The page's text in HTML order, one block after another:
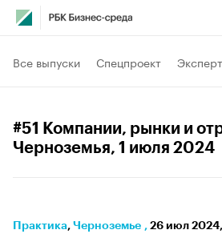
Все выпуски Спецпроект
#51 Компании, рынки и
Черноземья, 1 июля 2024
Практика⁠, Черноземье , 26 июл